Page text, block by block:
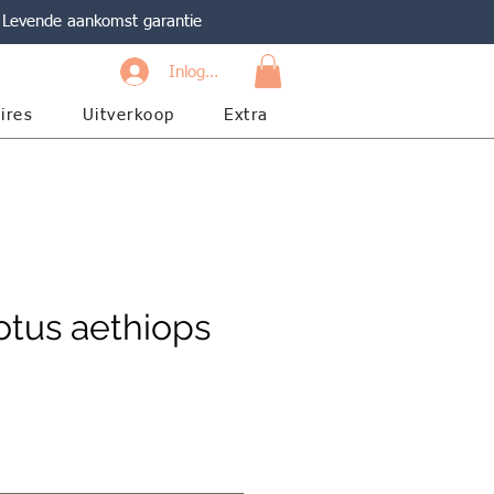
Levende aankomst garantie
Inloggen
Uitverkoop Extra
aethiops